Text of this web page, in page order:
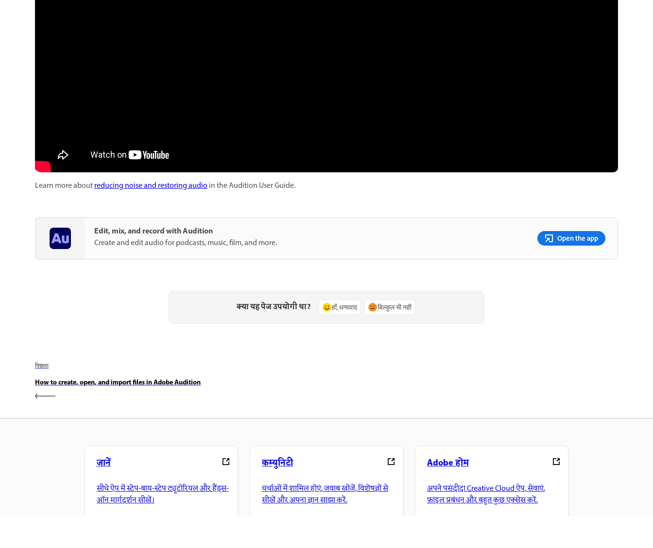
Learn more aboutreducing noise and restoring audioin the Audition User Guide.
Edit, mix, and record with Audition
Create and edit audio for podcasts, music, film, and more. Open the app
क्या यह पेज उपयोगी था? हाँ, धन्यवाद बिल्कुल भी नहीं
पिछला
How to create, open, and import files in Adobe Audition
जानें
सीधे ऐप में स्टेप-बाय-स्टेप ट्यूटोरियल और हैंड्स-
ऑन मार्गदर्शन सीखें।
कम्युनिटी
चर्चाओं में शामिल होएं, जवाब खोजें, विशेषज्ञों से
सीखें और अपना ज्ञान साझा करें.
Adobe होम
अपने पसंदीदा Creative Cloud ऐप, सेवाएं,
फ़ाइल प्रबंधन और बहुत कुछ एक्सेस करें.